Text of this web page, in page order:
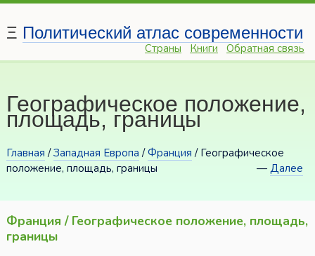
Ξ Политический атлас современности
Страны Книги Обратная связь
Географическое положение,
площадь, границы
Главная /Западная Европа /Франция / Географическое
положение, площадь, границы
—Далее
Франция / Географическое положение, площадь,
границы